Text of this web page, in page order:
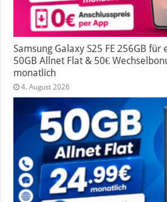
Samsung Galaxy S25 FE 256GB
50GB Allnet Flat & 50€
monatlich
4. August 2026